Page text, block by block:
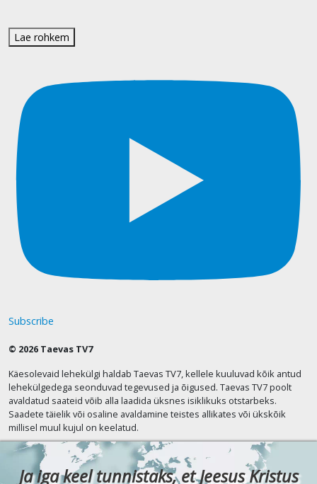
Lae rohkem
Subscribe
© 2026 Taevas TV7
Käesolevaid lehekülgi haldab Taevas TV7, kellele kuuluvad kõik antud
lehekülgedega seonduvad tegevused ja õigused. Taevas TV7 poolt
avaldatud saateid võib alla laadida üksnes isiklikuks otstarbeks.
Saadete täielik või osaline avaldamine teistes allikates või ükskõik
millisel muul kujul on keelatud.
Ja iga keel tunnistaks, et Jeesus Kristus